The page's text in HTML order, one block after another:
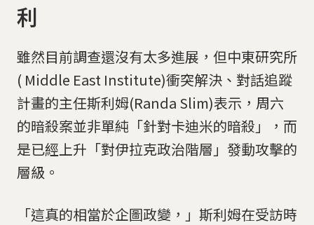
利
雖然目前調查還沒有太多進展，但中東研究所
( Middle East Institute)衝突解決、對話追蹤
計畫的主任斯利姆(Randa Slim)表示，周六
的暗殺案並非單純「針對卡迪米的暗殺」，而
是已經上升「對伊拉克政治階層」發動攻擊的
層級。
「這真的相當於企圖政變，」斯利姆在受訪時